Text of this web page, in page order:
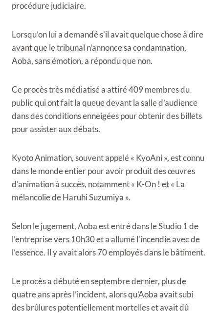
procédure judiciaire.
Lorsqu’on lui a demandé s’il avait quelque chose à dire
avant que le tribunal n’annonce sa condamnation,
Aoba, sans émotion, a répondu que non.
Ce procès très médiatisé a attiré 409 membres du
public qui ont fait la queue devant la salle d’audience
dans des conditions enneigées pour obtenir des billets
pour assister aux débats.
Kyoto Animation, souvent appelé « KyoAni », est connu
dans le monde entier pour avoir produit des œuvres
d’animation à succès, notamment « K-On ! et « La
mélancolie de Haruhi Suzumiya ».
Selon le jugement, Aoba est entré dans le Studio 1 de
l’entreprise vers 10h30 et a allumé l’incendie avec de
l’essence. Il y avait alors 70 employés dans le bâtiment.
Le procès a débuté en septembre dernier, plus de
quatre ans après l’incident, alors qu’Aoba avait subi
des brûlures potentiellement mortelles et avait dû